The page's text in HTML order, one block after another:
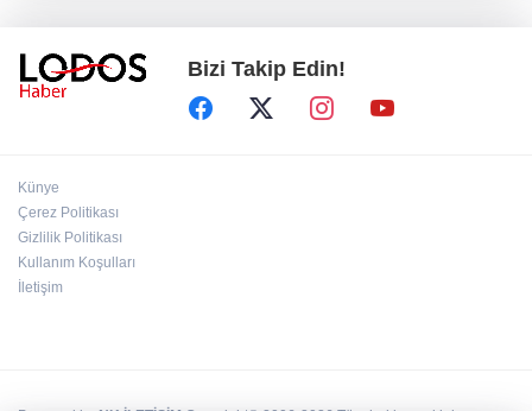
Trump ölümden döndü! Suikast iddiaları gün
yüzünde!
Bizi Takip Edin!
Künye
Çerez Politikası
Gizlilik Politikası
Kullanım Koşulları
İletişim